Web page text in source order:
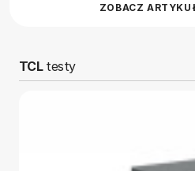
ZOBACZ
TCLtesty